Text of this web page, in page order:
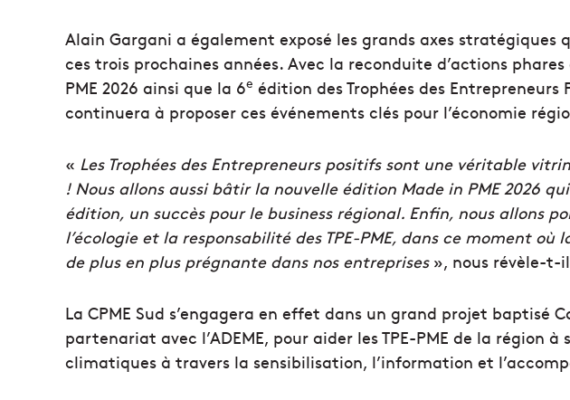
Alain Gargani a également exposé les grands axes
ces trois prochaines années. Avec la reconduite d’actions
PME 2026 ainsi que la 6e édition des Trophées des Entrepreneurs
continuera à proposer ces événements clés pour l’économie
« Les Trophées des Entrepreneurs positifs sont une véritable
! Nous allons aussi bâtir la nouvelle édition Made in PME 2026
édition, un succès pour le business régional. Enfin, nous allons
l’écologie et la responsabilité des TPE-PME, dans ce moment
de plus en plus prégnante dans nos entreprises», nous révèle-t-
La CPME Sud s’engagera en effet dans un grand projet baptisé
partenariat avec l’ADEME, pour aider les TPE-PME de la région
climatiques à travers la sensibilisation, l’information et